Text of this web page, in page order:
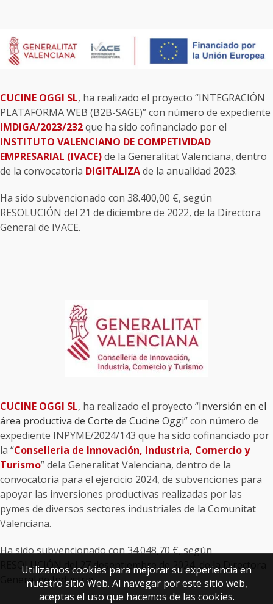
CUCINE OGGI SL, ha realizado el proyecto “INTEGRACIÓN
PLATAFORMA WEB (B2B-SAGE)” con número de expediente
IMDIGA/2023/232que ha sido cofinanciado por el
INSTITUTO VALENCIANO DE COMPETIVIDAD
EMPRESARIAL (IVACE)de la Generalitat Valenciana, dentro
de la convocatoria DIGITALIZAde la anualidad 2023.
Ha sido subvencionado con 38.400,00 €, según
RESOLUCIÓN del 21 de diciembre de 2022, de la Directora
General de IVACE.
CUCINE OGGI SL, ha realizado el proyecto “Inversión en el
área productiva de Corte de Cucine Oggi” con número de
expediente INPYME/2024/143 que ha sido cofinanciado por
la “Conselleria de Innovación, Industria, Comercio y
Turismo” dela Generalitat Valenciana, dentro de la
convocatoria para el ejercicio 2024, de subvenciones para
apoyar las inversiones productivas realizadas por las
pymes de diversos sectores industriales de la Comunitat
Valenciana.
Ha sido subvencionado con 34.048,70 €, según
RESOLUCIÓN del 27 deseptiembre de 2024, de la Directora
General de Industria.
Utilizamos cookies para mejorar su experiencia en
nuestro sitio Web. Al navegar por este sitio web,
aceptas el uso que hacemos de las cookies.